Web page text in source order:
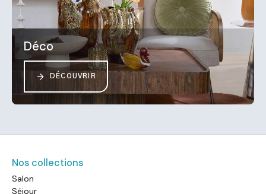
Déco
DÉCOUVRIR
Nos collections
Salon
Séjour